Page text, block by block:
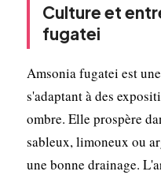
Culture et
fugatei
Amsonia fugatei est
s'adaptant à des
ombre. Elle prospère
sableux, limoneux ou
une bonne drainage.